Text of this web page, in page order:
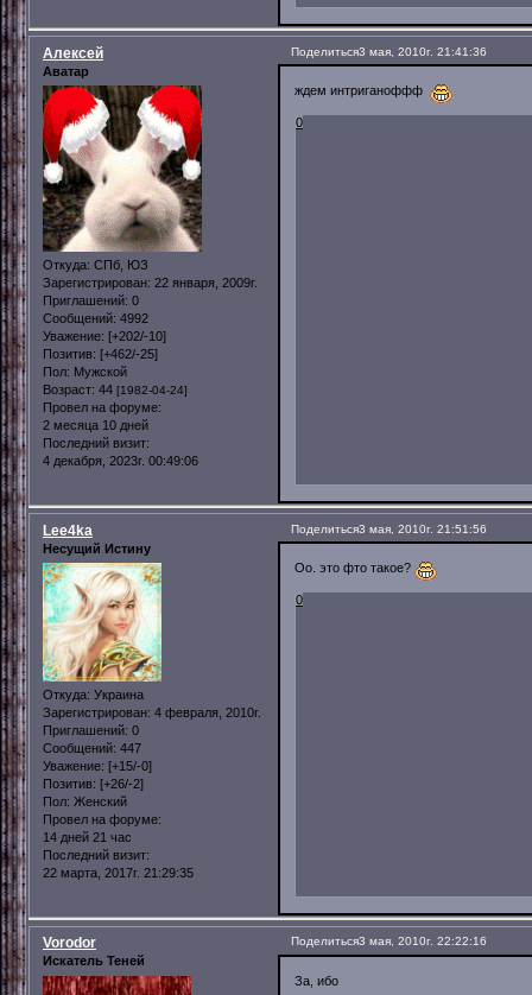
Поделиться3 мая, 2010г. 21:41:36
Алексей
Аватар
Откуда: СПб, ЮЗ
Зарегистрирован: 22 января, 2009г.
Приглашений: 0
Сообщений: 4992
Уважение: [+202/-10]
Позитив: [+462/-25]
Пол: Мужской
Возраст: 44 [1982-04-24]
Провел на форуме:
2 месяца 10 дней
Последний визит:
4 декабря, 2023г. 00:49:06
ждем интриганоффф
0
Поделиться3 мая, 2010г. 21:51:56
Lee4ka
Несущий Истину
Откуда: Украина
Зарегистрирован: 4 февраля, 2010г.
Приглашений: 0
Сообщений: 447
Уважение: [+15/-0]
Позитив: [+26/-2]
Пол: Женский
Провел на форуме:
14 дней 21 час
Последний визит:
22 марта, 2017г. 21:29:35
Оо. это фто такое?
0
Поделиться3 мая, 2010г. 22:22:16
Vorodor
Искатель Теней
За, ибо